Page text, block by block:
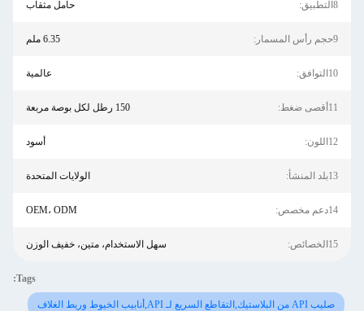
8التطبيق: حامل مثقاب
9حجم رأس المسمار: 6.35 ملم
10التوافق: عالمية
11أقصى ضغط: 150 رطل لكل بوصة مربعة
12اللون: أسود
13بلد المنشأ: الولايات المتحدة
14دعم مخصص: OEM، ODM
15الخصائص: سهل الاستخدام، متين، خفيف الوزن
Tags:
صليب API من البلاستيك,التقاطع السريع لـ API,أنابيب الخيوط وربط الغلاف